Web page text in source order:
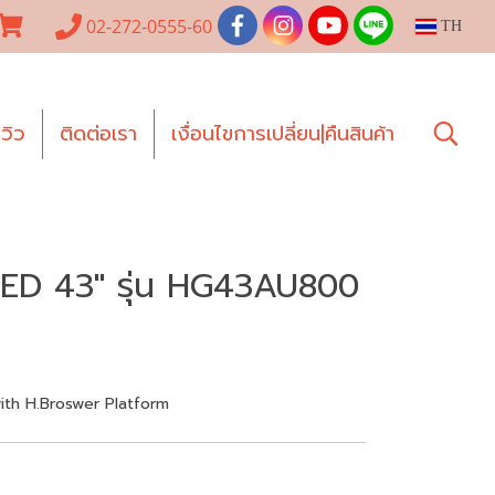
02-272-0555-60 TH
ว ติดต่อเรา เงื่อนไขการเปลี่ยน|คืนสินค้า
43" รุ่น HG43AU800
H.Broswer Platform